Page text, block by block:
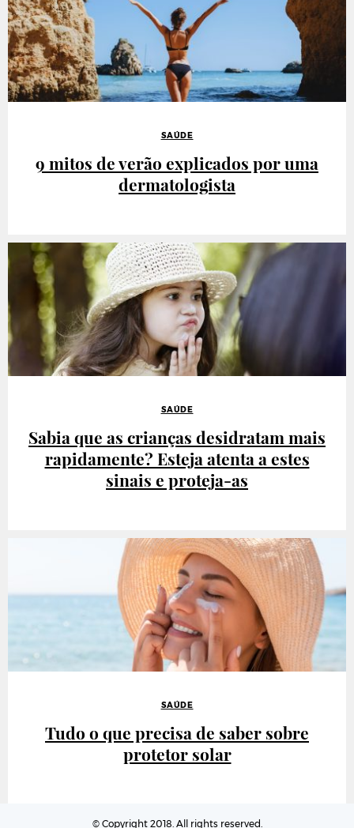
SAÚDE
9 mitos de verão explicados por uma
dermatologista
SAÚDE
Sabia que as crianças desidratam mais
rapidamente? Esteja atenta a estes
sinais e proteja-as
SAÚDE
Tudo o que precisa de saber sobre
protetor solar
© Copyright 2018. All rights reserved.